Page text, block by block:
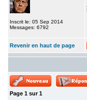
Inscrit le: 05 Sep 2014
Messages: 6792
Revenir en haut de page
Page 1 sur1